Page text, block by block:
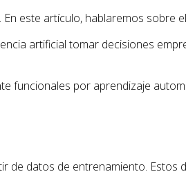
. En este artículo, hablaremos sobre
artificial tomar decisiones
funcionales por aprendizaje
de datos de entrenamiento. Estos